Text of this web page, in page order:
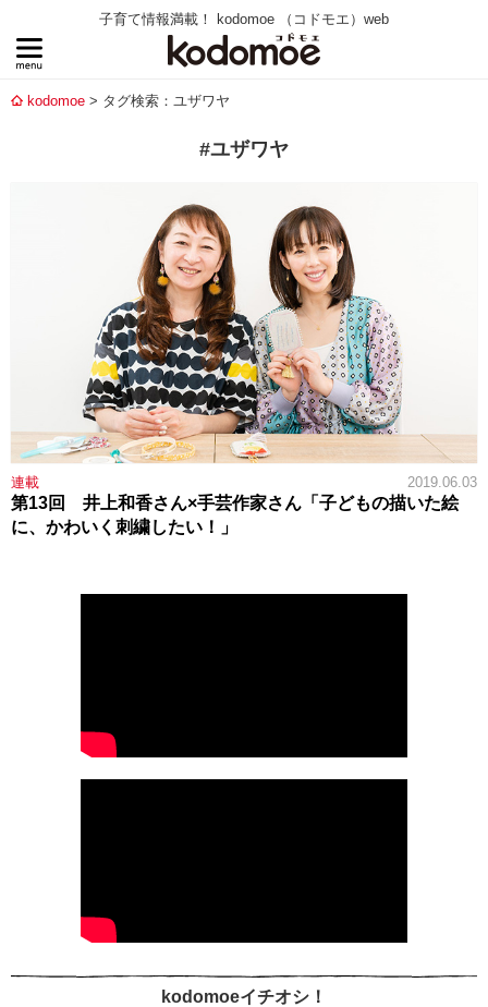
子育て情報満載！ kodomoe （コドモエ）web
kodomoe タグ検索：ユザワヤ
#ユザワヤ
連載 2019.06.03
第13回 井上和香さん×手芸作家さん「子どもの描いた絵
に、かわいく刺繍したい！」
kodomoeイチオシ！